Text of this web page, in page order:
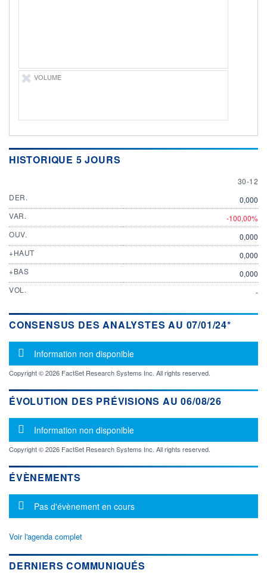
VOLUME
HISTORIQUE 5 JOURS
30
30-12
DER.
0,000
VAR.
-100,00%
OUV.
0,000
+HAUT
0,000
+BAS
0,000
VOL.
-
CONSENSUS DES ANALYSTES AU 07/01/24*
Message d'information
Information non disponible
Copyright © 2026 FactSet Research Systems Inc. All rights reserved.
ÉVOLUTION DES PRÉVISIONS AU 06/08/26
Message d'information
Information non disponible
Copyright © 2026 FactSet Research Systems Inc. All rights reserved.
ÉVÈNEMENTS
Message d'information
Pas d'évènement en cours
Voir l'agenda complet
DERNIERS COMMUNIQUÉS